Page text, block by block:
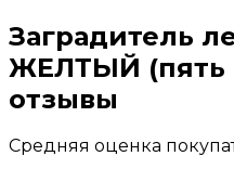
Заградитель
ЖЕЛТЫЙ (пять
отзывы
Средняя оценка